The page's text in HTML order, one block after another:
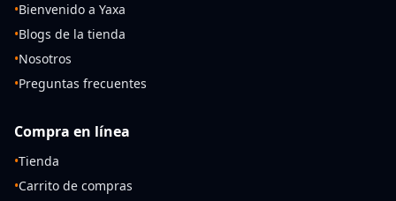
•Bienvenido a Yaxa
•Blogs de la tienda
•Nosotros
•Preguntas frecuentes
Compra en línea
•Tienda
•Carrito de compras